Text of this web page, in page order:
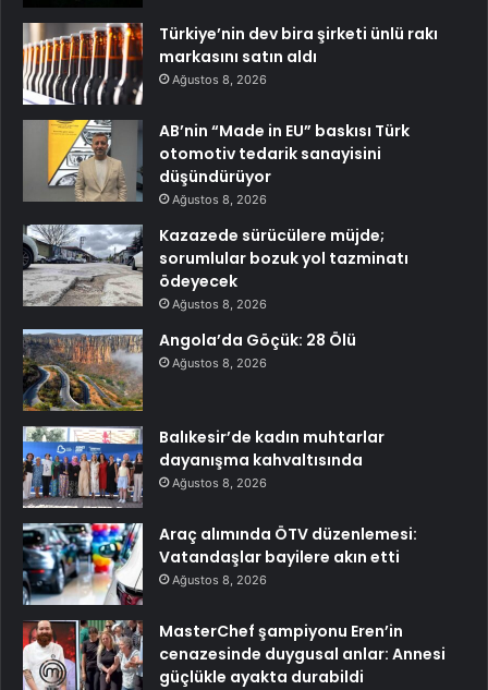
Türkiye’nin dev bira şirketi ünlü rakı
markasını satın aldı
Ağustos 8, 2026
AB’nin “Made in EU” baskısı Türk
otomotiv tedarik sanayisini
düşündürüyor
Ağustos 8, 2026
Kazazede sürücülere müjde;
sorumlular bozuk yol tazminatı
ödeyecek
Ağustos 8, 2026
Angola’da Göçük: 28 Ölü
Ağustos 8, 2026
Balıkesir’de kadın muhtarlar
dayanışma kahvaltısında
Ağustos 8, 2026
Araç alımında ÖTV düzenlemesi:
Vatandaşlar bayilere akın etti
Ağustos 8, 2026
MasterChef şampiyonu Eren’in
cenazesinde duygusal anlar: Annesi
güçlükle ayakta durabildi